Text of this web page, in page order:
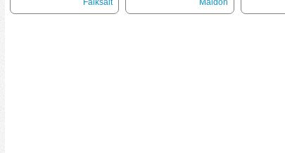
Falksalt
Maldon